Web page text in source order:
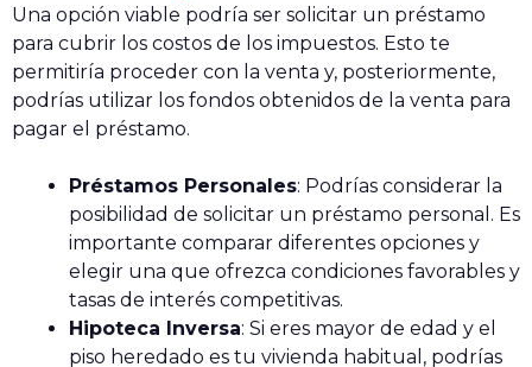
Una opción viable podría ser solicitar un préstamo
para cubrir los costos de los impuestos. Esto te
permitiría proceder con la venta y, posteriormente,
podrías utilizar los fondos obtenidos de la venta para
pagar el préstamo.
Préstamos Personales: Podrías considerar la
posibilidad de solicitar un préstamo personal. Es
importante comparar diferentes opciones y
elegir una que ofrezca condiciones favorables y
tasas de interés competitivas.
Hipoteca Inversa: Si eres mayor de edad y el
piso heredado es tu vivienda habitual, podrías